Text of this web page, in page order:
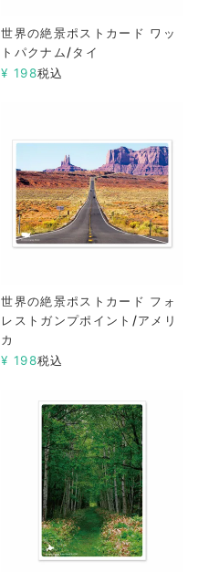
世界の絶景ポストカード ワッ
トパクナム/タイ
¥ 198税込
世界の絶景ポストカード フォ
レストガンプポイント/アメリ
カ
¥ 198税込